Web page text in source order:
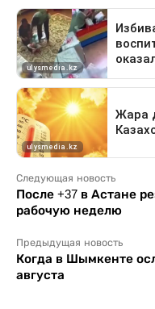
Следующая новость
После +37 в Астане
рабочую неделю
Предыдущая новость
Когда в Шымкенте
августа